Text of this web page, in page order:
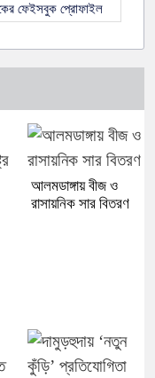
ফেইসবুক প্রোফাইল
আলমডাঙ্গায় বীজ ও
রাসায়নিক সার বিতরণ